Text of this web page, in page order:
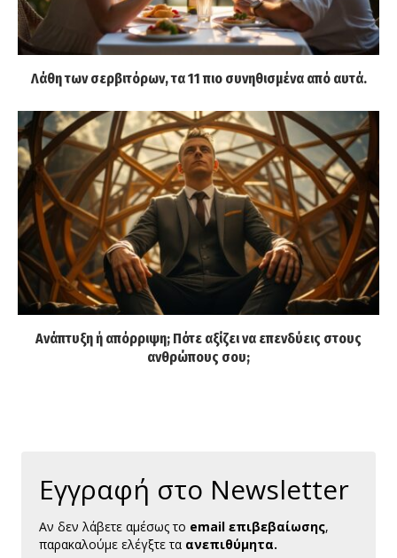
Λάθη των σερβιτόρων, τα 11 πιο συνηθισμένα από αυτά.
Ανάπτυξη ή απόρριψη; Πότε αξίζει να επενδύεις στους
ανθρώπους σου;
Εγγραφή στο Newsletter
Αν δεν λάβετε αμέσως το email επιβεβαίωσης,
παρακαλούμε ελέγξτε τα ανεπιθύμητα.